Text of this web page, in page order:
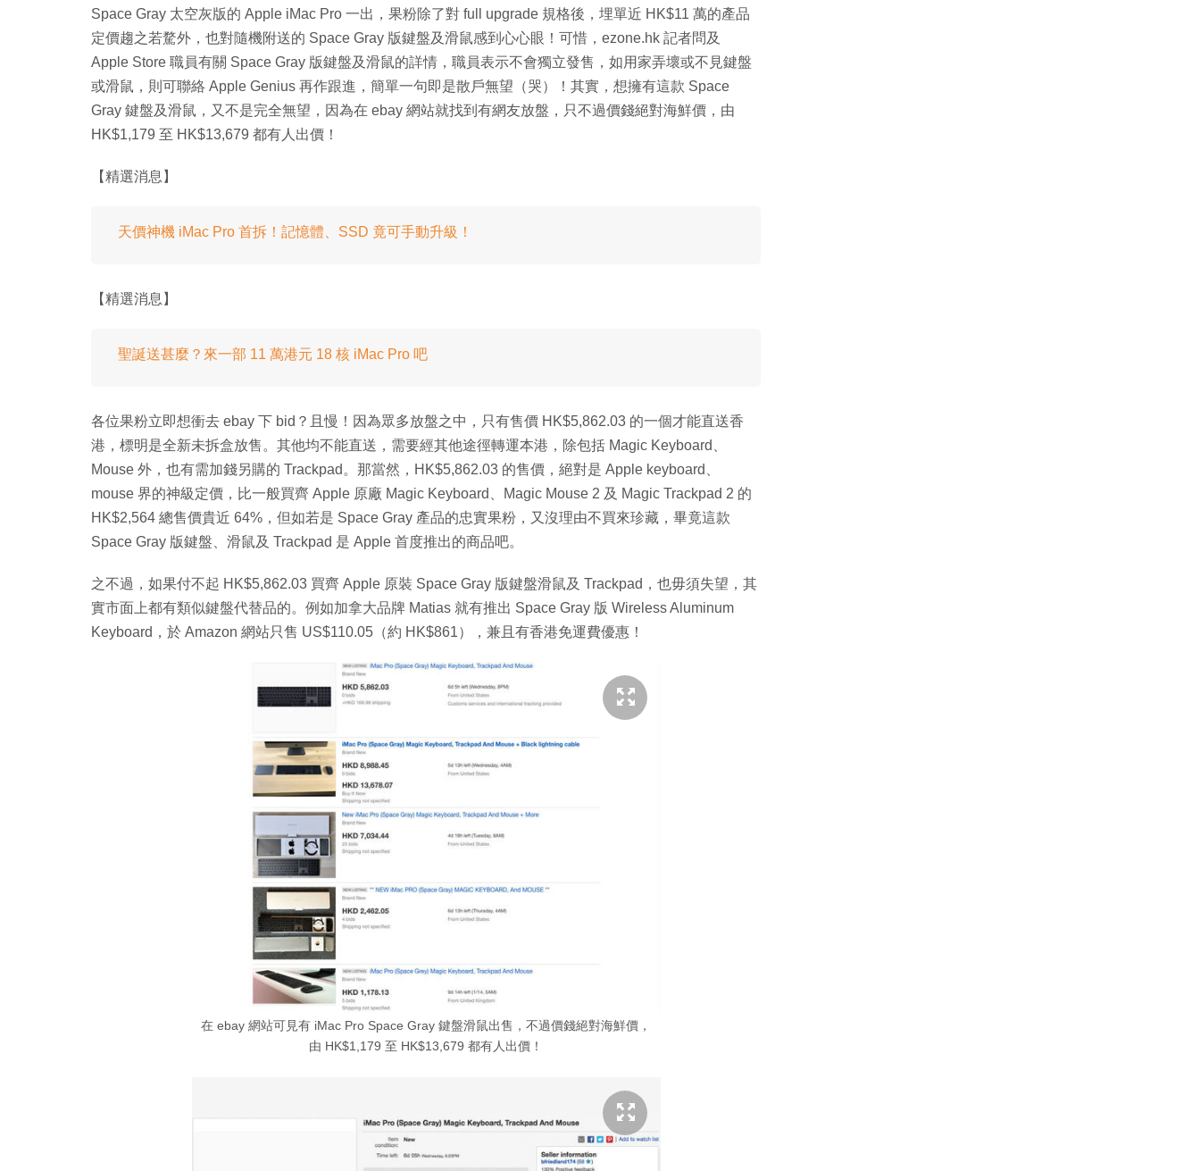
Space Gray 太空灰版的 Apple iMac Pro 一出，果粉除了對 full upgrade 規格後，埋單近 HK$11 萬的產品
定價趨之若騖外，也對隨機附送的 Space Gray 版鍵盤及滑鼠感到心心眼！可惜，ezone.hk 記者問及
Apple Store 職員有關 Space Gray 版鍵盤及滑鼠的詳情，職員表示不會獨立發售，如用家弄壞或不見鍵盤
或滑鼠，則可聯絡 Apple Genius 再作跟進，簡單一句即是散戶無望（哭）！其實，想擁有這款 Space
Gray 鍵盤及滑鼠，又不是完全無望，因為在 ebay 網站就找到有網友放盤，只不過價錢絕對海鮮價，由
HK$1,179 至 HK$13,679 都有人出價！
【精選消息】
天價神機 iMac Pro 首拆！記憶體、SSD 竟可手動升級！
【精選消息】
聖誕送甚麼？來一部 11 萬港元 18 核 iMac Pro 吧
各位果粉立即想衝去 ebay 下 bid？且慢！因為眾多放盤之中，只有售價 HK$5,862.03 的一個才能直送香
港，標明是全新未拆盒放售。其他均不能直送，需要經其他途徑轉運本港，除包括 Magic Keyboard、
Mouse 外，也有需加錢另購的 Trackpad。那當然，HK$5,862.03 的售價，絕對是 Apple keyboard、
mouse 界的神級定價，比一般買齊 Apple 原廠 Magic Keyboard、Magic Mouse 2 及 Magic Trackpad 2 的
HK$2,564 總售價貴近 64%，但如若是 Space Gray 產品的忠實果粉，又沒理由不買來珍藏，畢竟這款
Space Gray 版鍵盤、滑鼠及 Trackpad 是 Apple 首度推出的商品吧。
之不過，如果付不起 HK$5,862.03 買齊 Apple 原裝 Space Gray 版鍵盤滑鼠及 Trackpad，也毋須失望，其
實市面上都有類似鍵盤代替品的。例如加拿大品牌 Matias 就有推出 Space Gray 版 Wireless Aluminum
Keyboard，於 Amazon 網站只售 US$110.05（約 HK$861），兼且有香港免運費優惠！
在 ebay 網站可見有 iMac Pro Space Gray 鍵盤滑鼠出售，不過價錢絕對海鮮價，
由 HK$1,179 至 HK$13,679 都有人出價！